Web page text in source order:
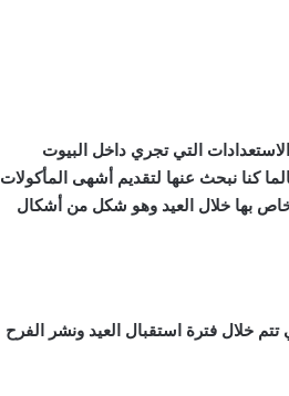
التي تجري داخل البيوت
كنا نبحث عنها لتقديم أشهى المأكولات
بها خلال العيد وهو شكل من أشكال
خلال فترة استقبال العيد ونشر الفرح